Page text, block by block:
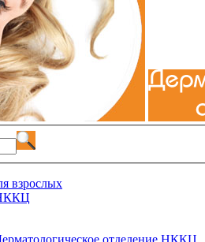
взрослых
НККЦ
отделение НККЦ